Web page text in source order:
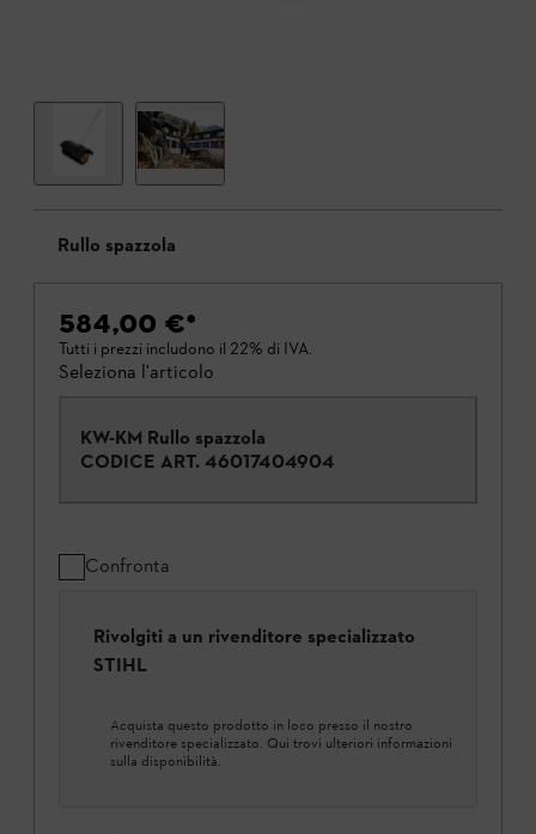
Rullo spazzola
584,00 €*
Tutti i prezzi includono il 22% di IVA.
Seleziona l'articolo
KW-KM Rullo spazzola
CODICE ART. 46017404904
Confronta
Rivolgiti a un rivenditore specializzato
STIHL
Acquista questo prodotto in loco presso il nostro
rivenditore specializzato. Qui trovi ulteriori informazioni
sulla disponibilità.